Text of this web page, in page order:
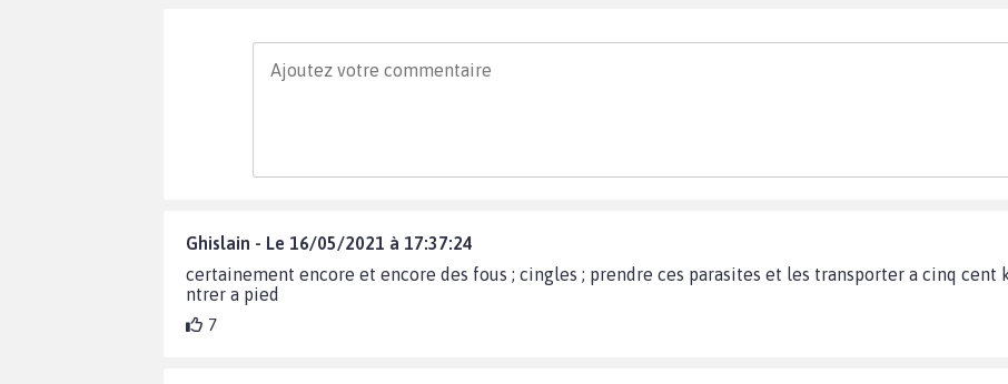
Ghislain - Le 16/05/2021 à 17:37:24
certainement encore et encore des fous ; cingles ; prendre ces parasites et les transporter a cinq cent
ntrer a pied
7